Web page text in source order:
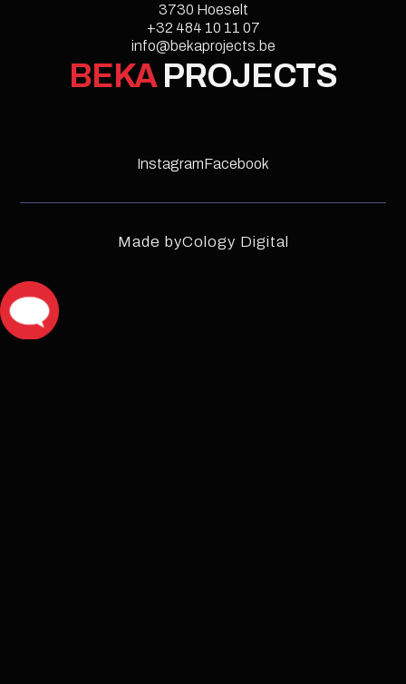
3730 Hoeselt
Style Guide
+32 484 10 11 07
Licenses
info@bekaprojects.be
InstructionsChangelog
BEKAPROJECTS
InstagramFacebook
Made byCology Digital